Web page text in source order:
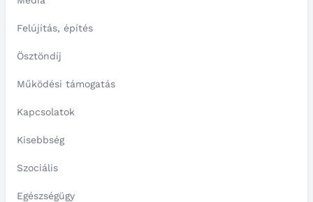
Felújítás, építés
Ösztöndíj
Működési támogatás
Kapcsolatok
Kisebbség
Szociális
Egészségügy